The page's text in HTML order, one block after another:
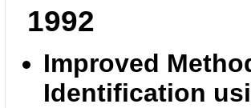
1992
Improved
Identification